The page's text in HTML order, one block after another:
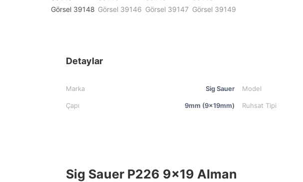
Detaylar
Marka Sig Sauer Model
Çapı 9mm (9x19mm) Ruhsat Tipi
Sig Sauer P226 9×19 Alman